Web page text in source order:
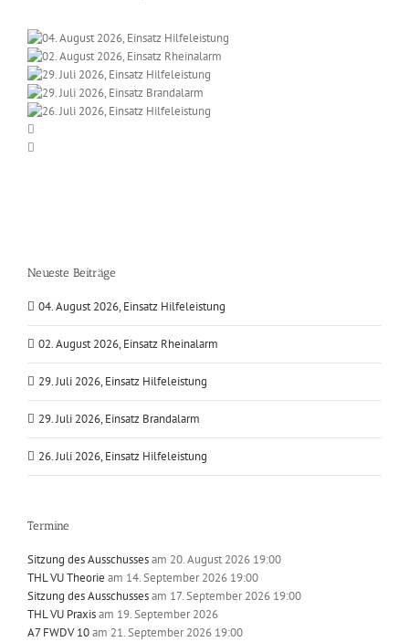
Neueste Beiträge
04. August 2026, Einsatz Hilfeleistung
02. August 2026, Einsatz Rheinalarm
29. Juli 2026, Einsatz Hilfeleistung
29. Juli 2026, Einsatz Brandalarm
26. Juli 2026, Einsatz Hilfeleistung
Termine
Sitzung des Ausschussesam 20. August 2026 19:00
THL VU Theorie am 14. September 2026 19:00
Sitzung des Ausschussesam 17. September 2026 19:00
THL VU Praxisam 19. September 2026
A7 FWDV 10am 21. September 2026 19:00